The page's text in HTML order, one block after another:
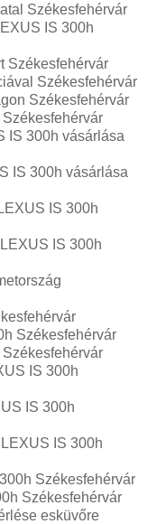
Székesfehérvár
IS 300h
Székesfehérvár
Székesfehérvár
Székesfehérvár
IS 300h vásárlása
IS 300h vásárlása
IS 300h
IS 300h
Székesfehérvár
IS 300h
IS 300h
IS 300h
Székesfehérvár
Székesfehérvár
esküvőre